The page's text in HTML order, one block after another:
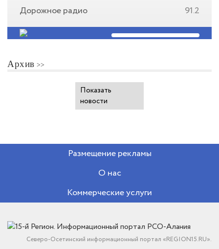
Дорожное радио
91.2
Архив
Показать
новости
Размещение рекламы
О нас
Коммерческие услуги
Северо-Осетинский информационный портал «REGION15.RU».